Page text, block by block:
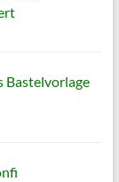
Bastelvorlage